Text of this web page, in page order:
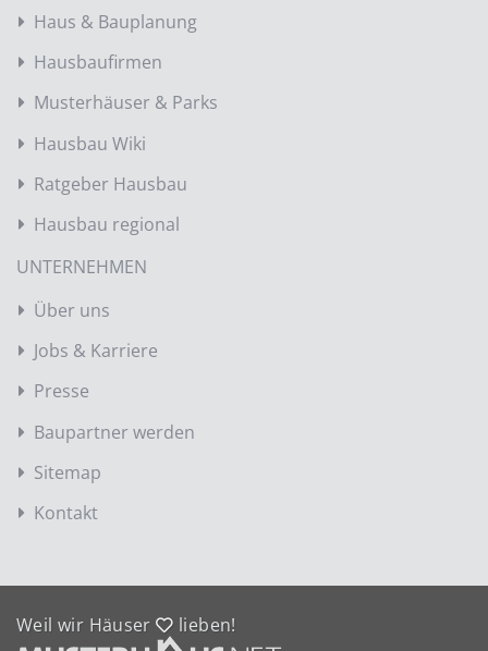
Haus & Bauplanung
Hausbaufirmen
Musterhäuser & Parks
Hausbau Wiki
Ratgeber Hausbau
Hausbau regional
UNTERNEHMEN
Über uns
Jobs & Karriere
Presse
Baupartner werden
Sitemap
Kontakt
Weil wir Häuser lieben!